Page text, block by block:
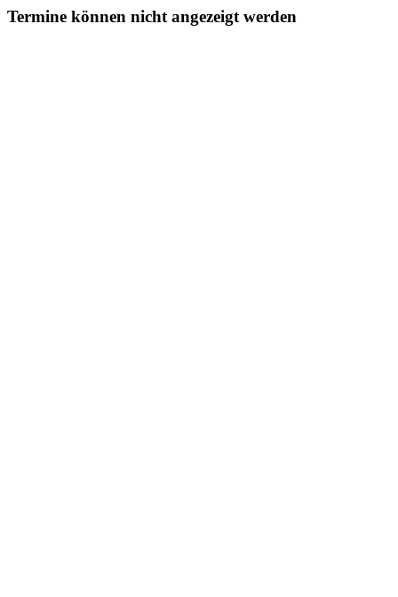
Termine können nicht angezeigt werden